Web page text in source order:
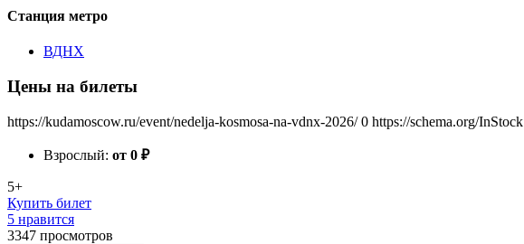
Станция метро
ВДНХ
Цены на билеты
https://kudamoscow.ru/event/nedelja-kosmosa-na-vdnx-2026/ 0 https://schema.org/InStock
Взрослый: от 0 ₽
5+
Купить билет
5 нравится
3347 просмотров